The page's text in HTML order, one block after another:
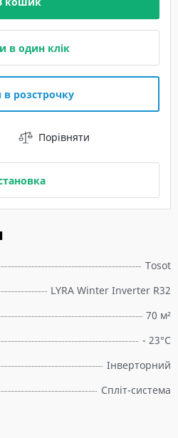
Tosot
LYRA Winter Inverter R32
70 м²
- 23°C
Інверторний
Спліт-система
в один клік
в розстрочку
Порівняти